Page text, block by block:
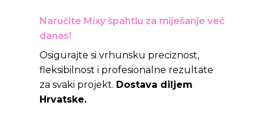
Naručite Mixy špahtlu za miješanje već
danas!
Osigurajte si vrhunsku preciznost,
fleksibilnost i profesionalne rezultate
za svaki projekt. Dostava diljem
Hrvatske.